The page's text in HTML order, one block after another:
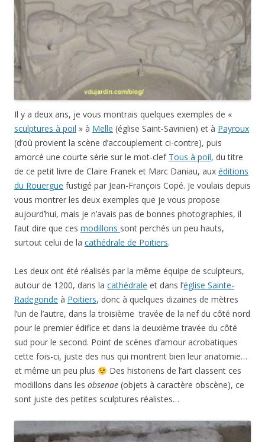
Il y a deux ans, je vous montrais quelques exemples de «
sculptures à poil » à Melle (église Saint-Savinien) et à Payroux
(d’où provient la scène d’accouplement ci-contre), puis
amorcé une courte série sur le mot-clef Tous à poil, du titre
de ce petit livre de Claire Franek et Marc Daniau, aux éditions
du Rouergue fustigé par Jean-François Copé. Je voulais depuis
vous montrer les deux exemples que je vous propose
aujourd’hui, mais je n’avais pas de bonnes photographies, il
faut dire que ces modillons sont perchés un peu hauts,
surtout celui de la cathédrale de Poitiers.
Les deux ont été réalisés par la même équipe de sculpteurs,
autour de 1200, dans la cathédrale et dans l’église Sainte-
Radegonde à Poitiers, donc à quelques dizaines de mètres
l’un de l’autre, dans la troisième travée de la nef du côté nord
pour le premier édifice et dans la deuxième travée du côté
sud pour le second. Point de scènes d’amour acrobatiques
cette fois-ci, juste des nus qui montrent bien leur anatomie…
et même un peu plus
Des historiens de l’art classent ces
modillons dans les obsenae (objets à caractère obscène), ce
sont juste des petites sculptures réalistes…